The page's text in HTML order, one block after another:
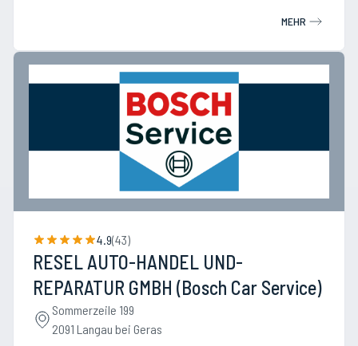
MEHR
4.9(43)
RESEL AUTO-HANDEL UND-
REPARATUR GMBH (Bosch Car Service)
Sommerzeile 199
2091 Langau bei Geras